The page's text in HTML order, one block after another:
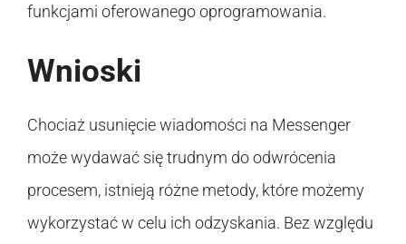
funkcjami oferowanego oprogramowania.
Wnioski
Chociaż usunięcie wiadomości na Messenger
może wydawać się trudnym do odwrócenia
procesem, istnieją różne metody, które możemy
wykorzystać w celu ich odzyskania. Bez względu